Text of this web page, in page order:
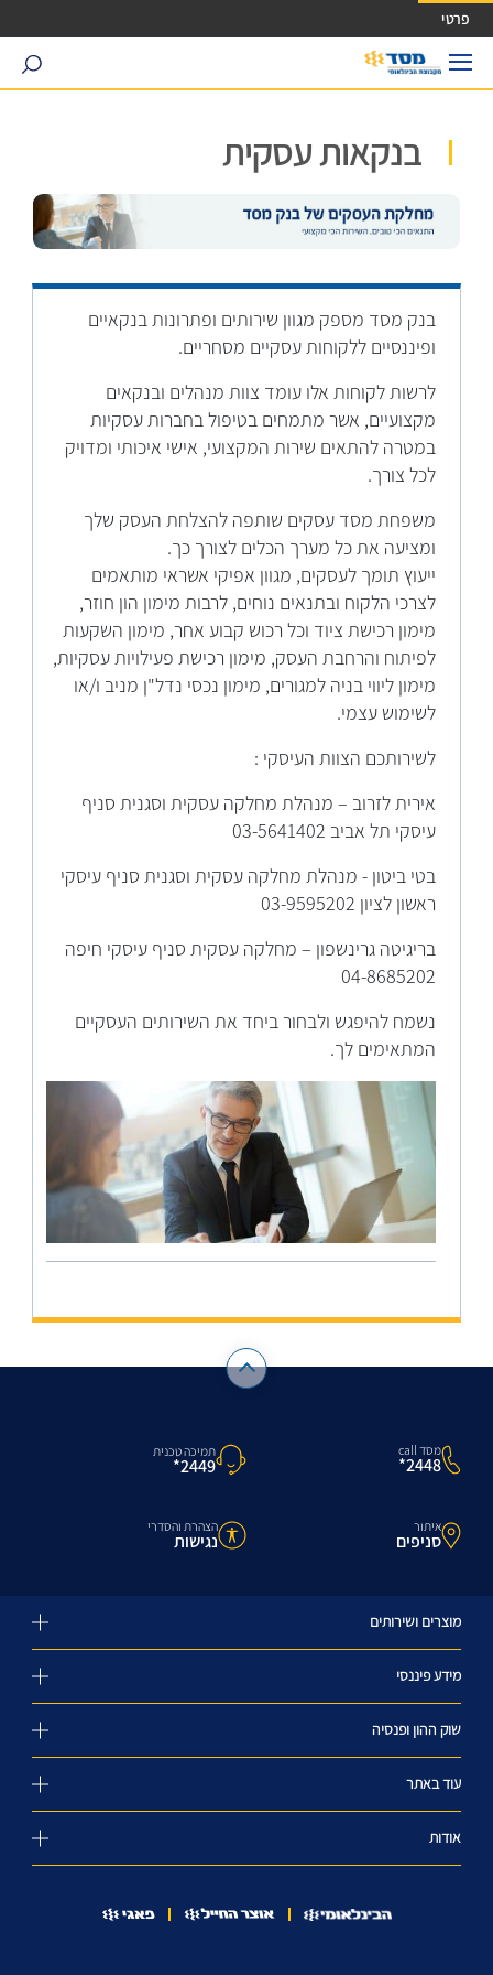
גישה ישירה לכפתור כניסה לחשבונך
פרטי
search
בנקאות עסקית
בנק מסד מספק מגוון שירותים ופתרונות בנקאיים
ופיננסיים ללקוחות עסקיים מסחריים.
לרשות לקוחות אלו עומד צוות מנהלים ובנקאים
מקצועיים, אשר מתמחים בטיפול בחברות עסקיות
במטרה להתאים שירות המקצועי, אישי איכותי ומדויק
לכל צורך.
משפחת מסד עסקים שותפה להצלחת העסק שלך
ומציעה את כל מערך הכלים לצורך כך.
ייעוץ תומך לעסקים, מגוון אפיקי אשראי מותאמים
לצרכי הלקוח ובתנאים נוחים, לרבות מימון הון חוזר,
מימון רכישת ציוד וכל רכוש קבוע אחר, מימון השקעות
לפיתוח והרחבת העסק, מימון רכישת פעילויות עסקיות,
מימון ליווי בניה למגורים, מימון נכסי נדל"ן מניב ו/או
לשימוש עצמי.
לשירותכם הצוות העיסקי :
אירית לזרוב – מנהלת מחלקה עסקית וסגנית סניף
עיסקי תל אביב 03-5641402
בטי ביטון - מנהלת מחלקה עסקית וסגנית סניף עיסקי
ראשון לציון 03-9595202
בריגיטה גרינשפון – מחלקה עסקית סניף עיסקי חיפה
04-8685202
נשמח להיפגש ולבחור ביחד את השירותים העסקיים
המתאימים לך.
מסד call
2448*
תמיכה טכנית
2449*
איתור
סניפים
הצהרת והסדרי
נגישות
מוצרים ושירותים
מידע פיננסי
שוק ההון ופנסיה
עוד באתר
אודות